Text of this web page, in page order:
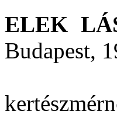
ELEK
Budapest,